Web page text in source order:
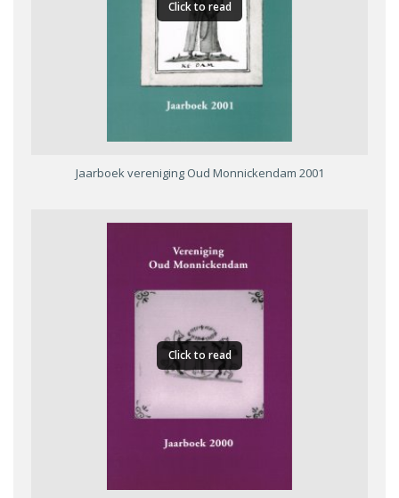
Click to read
Jaarboek vereniging Oud Monnickendam 2001
Click to read